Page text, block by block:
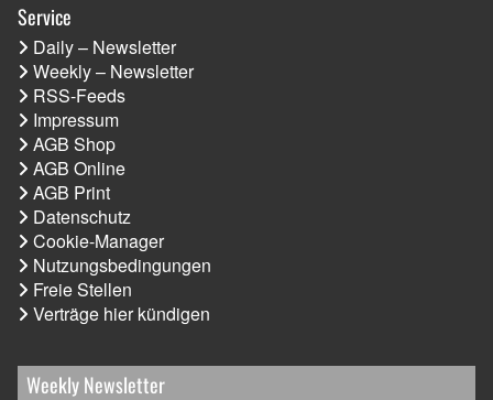
Service
Daily – Newsletter
Weekly – Newsletter
RSS-Feeds
Impressum
AGB Shop
AGB Online
AGB Print
Datenschutz
Cookie-Manager
Nutzungsbedingungen
Freie Stellen
Verträge hier kündigen
Weekly Newsletter